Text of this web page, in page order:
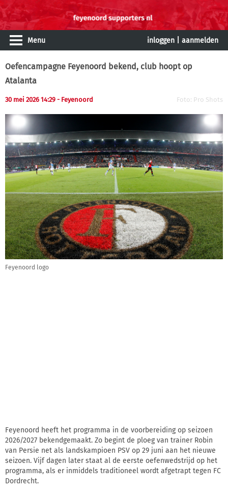
Menu inloggen aanmelden
Oefencampagne Feyenoord bekend, club hoopt op
Atalanta
30 mei 2026 14:29 - Feyenoord Foto: Pro Shots
Feyenoord logo
Feyenoord heeft het programma in de voorbereiding op seizoen
2026/2027 bekendgemaakt. Zo begint de ploeg van trainer Robin
van Persie net als landskampioen PSV op 29 juni aan het nieuwe
seizoen. Vijf dagen later staat al de eerste oefenwedstrijd op het
programma, als er inmiddels traditioneel wordt afgetrapt tegen FC
Dordrecht.